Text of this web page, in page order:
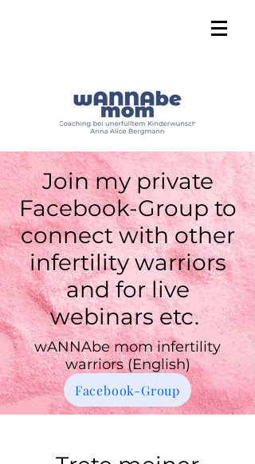
Join my private
Facebook-Group to
connect with other
infertility warriors
and for live
webinars etc.
wANNAbe mom infertility
warriors (English)
Facebook-Group